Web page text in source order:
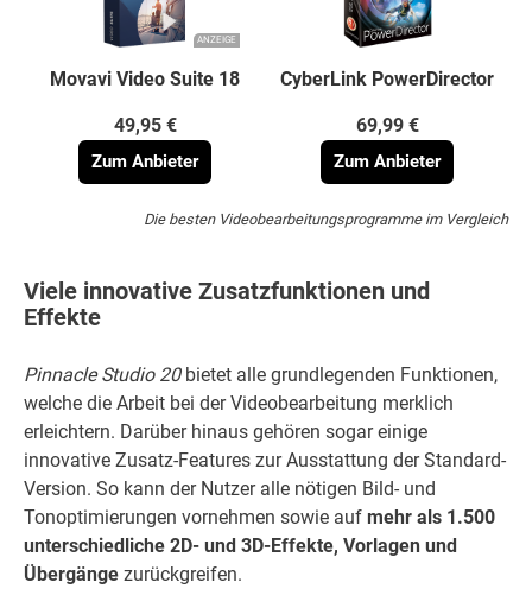
ANZEIGE
Movavi Video Suite 18
49,95 €
Zum Anbieter
CyberLink PowerDirector
69,99 €
Zum Anbieter
Die besten Videobearbeitungsprogramme im Vergleich
Viele innovative Zusatzfunktionen und
Effekte
Pinnacle Studio 20bietet alle grundlegenden Funktionen,
welche die Arbeit bei der Videobearbeitung merklich
erleichtern. Darüber hinaus gehören sogar einige
innovative Zusatz-Features zur Ausstattung der Standard-
Version. So kann der Nutzer alle nötigen Bild- und
Tonoptimierungen vornehmen sowie auf mehr als 1.500
unterschiedliche 2D- und 3D-Effekte, Vorlagen und
Übergänge zurückgreifen.